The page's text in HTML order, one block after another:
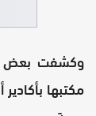
وكشفت بعض
مكتبها